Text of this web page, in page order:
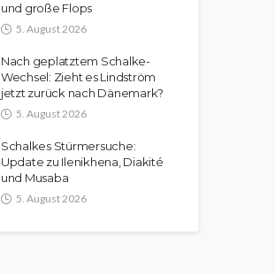
und große Flops
5. August 2026
Nach geplatztem Schalke-
Wechsel: Zieht es Lindström
jetzt zurück nach Dänemark?
5. August 2026
Schalkes Stürmersuche:
Update zu Ilenikhena, Diakité
und Musaba
5. August 2026